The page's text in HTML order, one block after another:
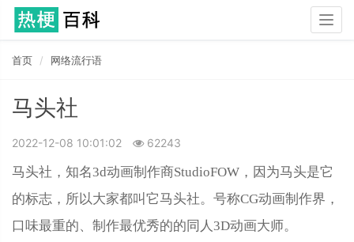
首页 网络流行语
马头社
2022-12-08 10:01:02 62243
马头社，知名3d动画制作商StudioFOW，因为马头是它
的标志，所以大家都叫它马头社。号称CG动画制作界，
口味最重的、制作最优秀的的同人3D动画大师。